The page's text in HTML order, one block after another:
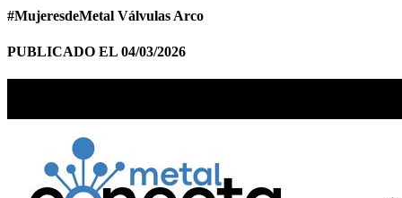
#MujeresdeMetal Válvulas Arco
PUBLICADO EL 04/03/2026